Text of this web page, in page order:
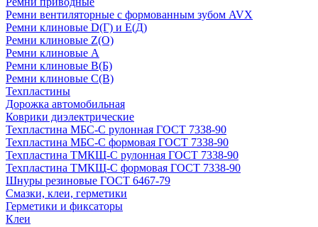
Ремни вентиляторные с формованным зубом AVX
Ремни клиновые D(Г) и Е(Д)
Ремни клиновые Z(О)
Ремни клиновые А
Ремни клиновые В(Б)
Ремни клиновые С(В)
Техпластины
Дорожка автомобильная
Коврики диэлектрические
Техпластина МБС-С рулонная ГОСТ 7338-90
Техпластина МБС-С формовая ГОСТ 7338-90
Техпластина ТМКЩ-С рулонная ГОСТ 7338-90
Техпластина ТМКЩ-С формовая ГОСТ 7338-90
Шнуры резиновые ГОСТ 6467-79
Смазки, клеи, герметики
Герметики и фиксаторы
Клеи